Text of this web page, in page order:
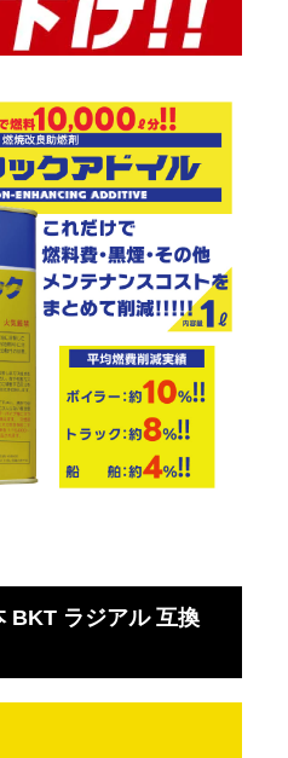
BKT ラジアル 互換